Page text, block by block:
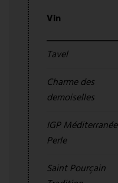
Vin
Tavel
Charme des
demoiselles
IGP Méditerranée
Perle
Saint Pourçain